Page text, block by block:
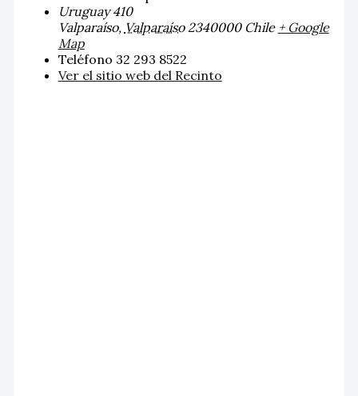
Uruguay 410
Valparaíso, Valparaíso 2340000 Chile + Google
Map
Teléfono 32 293 8522
Ver el sitio web del Recinto